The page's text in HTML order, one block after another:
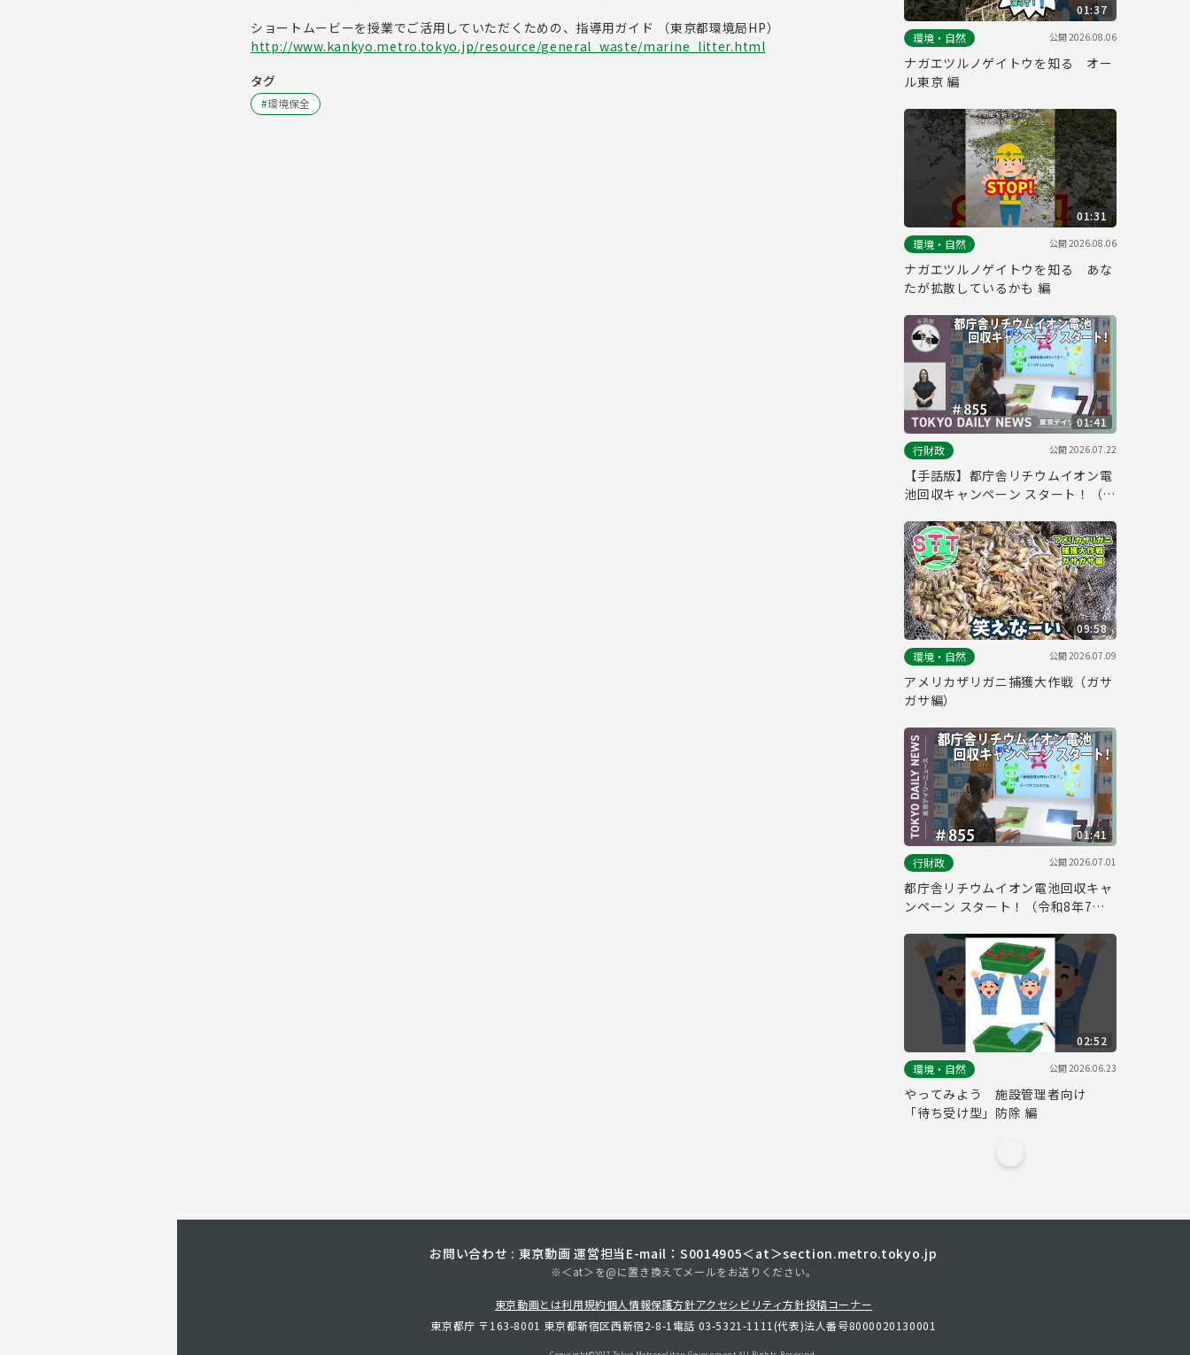
ショートムービーを授業でご活用していただくための、指導用ガイド （東京都環境局HP）
http://www.kankyo.metro.tokyo.jp/resource/general_waste/marine_litter.html
タグ
#環境保全
01:37
環境・自然
公開2026.08.06
ナガエツルノゲイトウを知る オー
ル東京 編
01:31
環境・自然
公開2026.08.06
ナガエツルノゲイトウを知る あな
たが拡散しているかも 編
01:41
行財政
公開2026.07.22
【手話版】都庁舎リチウムイオン電
池回収キャンペーン スタート！（令
No.855）
09:58
環境・自然
公開2026.07.09
アメリカザリガニ捕獲大作戦（ガサ
ガサ編）
01:41
行財政
公開2026.07.01
都庁舎リチウムイオン電池回収キャ
ンペーン スタート！（令和8年7月1
02:52
環境・自然
公開2026.06.23
やってみよう 施設管理者向け
「待ち受け型」防除 編
お問い合わせ : 東京動画 運営担当 E-mail：S0014905＜at＞section.metro.tokyo.jp
※＜at＞を@に置き換えてメールをお送りください。
東京動画とは利用規約個人情報保護方針アクセシビリティ方針投稿コーナー
東京都庁 〒163-8001 東京都新宿区西新宿2-8-1 電話 03-5321-1111(代表)法人番号8000020130001